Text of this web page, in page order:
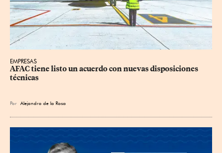
EMPRESAS
AFAC tiene listo un acuerdo con nuevas disposiciones
técnicas
Por Alejandro de la Rosa